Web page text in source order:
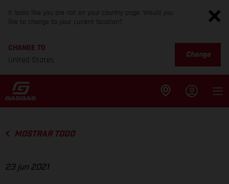
It looks like you are not on your country page. Would you
like to change to your current location?
CHANGE TO
United States
Change
MOSTRAR TODO
23 jun 2021